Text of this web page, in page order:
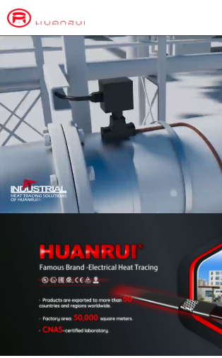
English
français
Deutsch
русский
italiano
português
Türkçe